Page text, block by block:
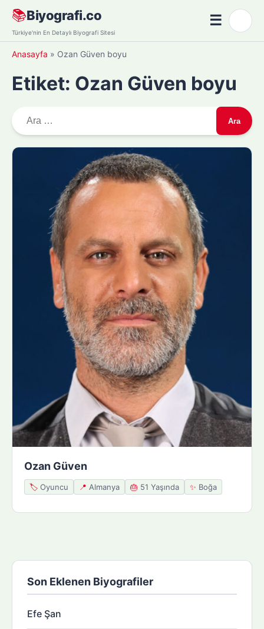
Skip
content
📚Biyografi.co
Türkiye'nin En Detaylı Biyografi Sitesi
☰Menü
Anasayfa » Ozan Güven boyu
Etiket: Ozan Güven boyu
r
Ozan Güven
🏷️ Oyuncu 📍 Almanya 🎂 51 Yaşında ✨ Boğa
Son Eklenen Biyografiler
Efe Şan